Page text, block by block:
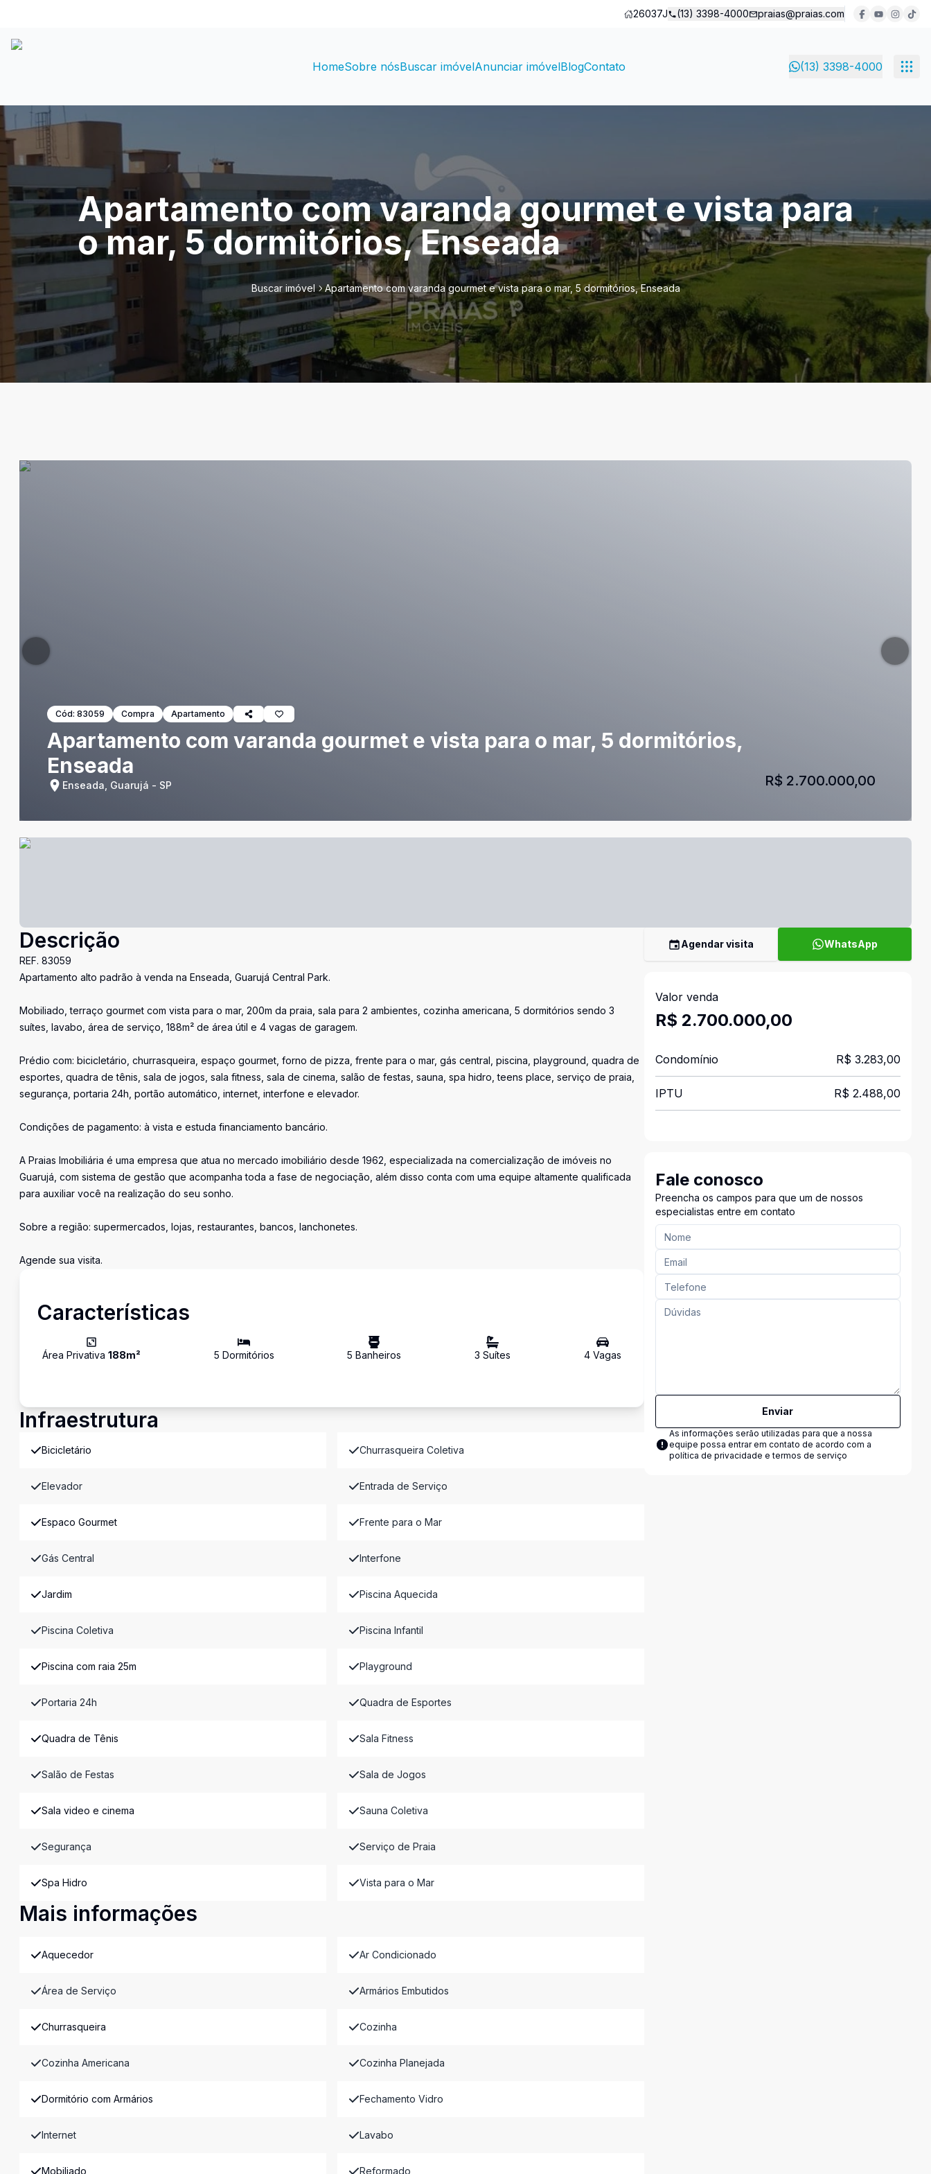
26037J (13) 3398-4000 praias@praias.com
HomeSobre nósBuscar imóvelAnunciar imóvelBlogContato (13) 3398-4000
Apartamento com varanda gourmet e vista para
o mar, 5 dormitórios, Enseada
Buscar imóvel Apartamento com varanda gourmet e vista para o mar, 5 dormitórios, Enseada
Cód: 83059 Compra Apartamento
Apartamento com varanda gourmet e vista para o mar, 5 dormitórios,
Enseada
Enseada, Guarujá - SP R$ 2.700.000,00
Descrição
REF. 83059
Apartamento alto padrão à venda na Enseada, Guarujá Central Park.
Mobiliado, terraço gourmet com vista para o mar, 200m da praia, sala para 2 ambientes, cozinha americana, 5 dormitórios sendo 3
suítes, lavabo, área de serviço, 188m² de área útil e 4 vagas de garagem.
Prédio com: bicicletário, churrasqueira, espaço gourmet, forno de pizza, frente para o mar, gás central, piscina, playground, quadra de
esportes, quadra de tênis, sala de jogos, sala fitness, sala de cinema, salão de festas, sauna, spa hidro, teens place, serviço de praia,
segurança, portaria 24h, portão automático, internet, interfone e elevador.
Condições de pagamento: à vista e estuda financiamento bancário.
A Praias Imobiliária é uma empresa que atua no mercado imobiliário desde 1962, especializada na comercialização de imóveis no
Guarujá, com sistema de gestão que acompanha toda a fase de negociação, além disso conta com uma equipe altamente qualificada
para auxiliar você na realização do seu sonho.
Sobre a região: supermercados, lojas, restaurantes, bancos, lanchonetes.
Agende sua visita.
Características
Área Privativa 188m² 5 Dormitórios 5 Banheiros 3 Suítes 4Vagas
Infraestrutura
Bicicletário Churrasqueira Coletiva
Elevador Entrada de Serviço
Espaco Gourmet Frente para o Mar
Gás Central Interfone
Jardim Piscina Aquecida
Piscina Coletiva Piscina Infantil
Piscina com raia 25m Playground
Portaria 24h Quadra de Esportes
Quadra de Tênis Sala Fitness
Salão de Festas Sala de Jogos
Sala video e cinema Sauna Coletiva
Segurança Serviço de Praia
Spa Hidro Vista para o Mar
Mais informações
Aquecedor Ar Condicionado
Área de Serviço Armários Embutidos
Churrasqueira Cozinha
Cozinha Americana Cozinha Planejada
Dormitório com Armários Fechamento Vidro
Internet Lavabo
Mobiliado Reformado
Agendar visita WhatsApp
Valor venda
R$ 2.700.000,00
Condomínio R$ 3.283,00
IPTU R$ 2.488,00
Fale conosco
Preencha os campos para que um de nossos
especialistas entre em contato
Enviar
As informações serão utilizadas para que a nossa
equipe possa entrar em contato de acordo com a
política de privacidade e termos de serviço